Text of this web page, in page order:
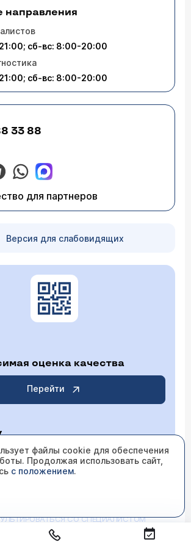
направления
сб-вс: 8:00-20:00
сб-вс: 8:00-20:00
33 88
для партнеров
Версия для слабовидящих
оценка качества
Перейти
Перейти
ПРОТИВОПОКАЗАНИЯ НЕОБХОДИМО
СО СПЕЦИАЛИСТОМ
файлы cookie для обеспечения
Продолжая использовать сайт,
с положением.